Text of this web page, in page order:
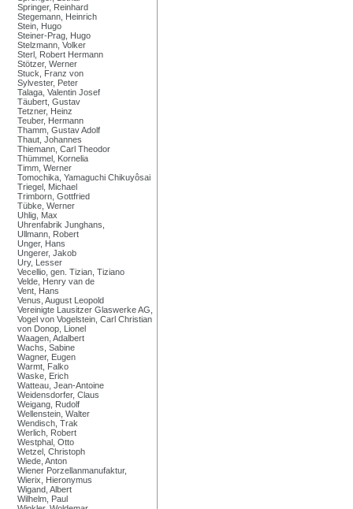
Springer, Reinhard
Stegemann, Heinrich
Stein, Hugo
Steiner-Prag, Hugo
Stelzmann, Volker
Sterl, Robert Hermann
Stötzer, Werner
Stuck, Franz von
Sylvester, Peter
Talaga, Valentin Josef
Täubert, Gustav
Tetzner, Heinz
Teuber, Hermann
Thamm, Gustav Adolf
Thaut, Johannes
Thiemann, Carl Theodor
Thümmel, Kornelia
Timm, Werner
Tomochika, Yamaguchi Chikuyôsai
Triegel, Michael
Trimborn, Gottfried
Tübke, Werner
Uhlig, Max
Uhrenfabrik Junghans,
Ullmann, Robert
Unger, Hans
Ungerer, Jakob
Ury, Lesser
Vecellio, gen. Tizian, Tiziano
Velde, Henry van de
Vent, Hans
Venus, August Leopold
Vereinigte Lausitzer Glaswerke AG,
Vogel von Vogelstein, Carl Christian
von Donop, Lionel
Waagen, Adalbert
Wachs, Sabine
Wagner, Eugen
Warmt, Falko
Waske, Erich
Watteau, Jean-Antoine
Weidensdorfer, Claus
Weigang, Rudolf
Wellenstein, Walter
Wendisch, Trak
Werlich, Robert
Westphal, Otto
Wetzel, Christoph
Wiede, Anton
Wiener Porzellanmanufaktur,
Wierix, Hieronymus
Wigand, Albert
Wilhelm, Paul